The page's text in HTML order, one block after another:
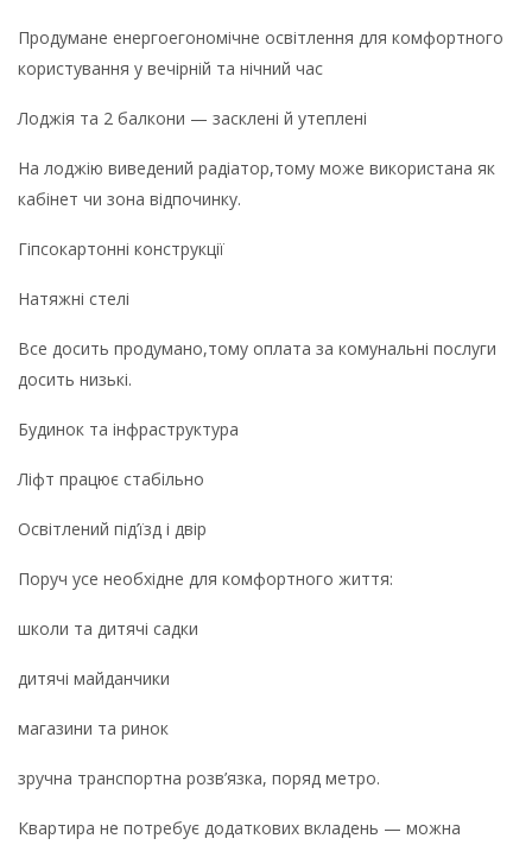
Продумане енергоегономічне освітлення для комфортного
користування у вечірній та нічний час
Лоджія та 2 балкони — засклені й утеплені
На лоджію виведений радіатор,тому може використана як
кабінет чи зона відпочинку.
Гіпсокартонні конструкції
Натяжні стелі
Все досить продумано,тому оплата за комунальні послуги
досить низькі.
Будинок та інфраструктура
Ліфт працює стабільно
Освітлений під’їзд і двір
Поруч усе необхідне для комфортного життя:
школи та дитячі садки
дитячі майданчики
магазини та ринок
зручна транспортна розв’язка, поряд метро.
Квартира не потребує додаткових вкладень — можна